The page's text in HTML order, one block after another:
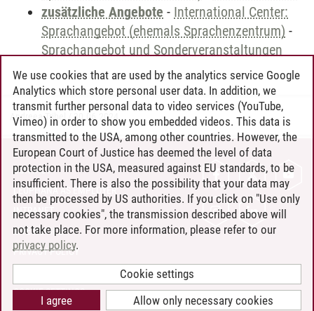
zusätzliche Angebote - International Center:
Sprachangebot (ehemals Sprachenzentrum) -
Sprachangebot und Sonderveranstaltungen
Andreea Tribel 30.06.2024
CONTACT
LEUPHANA AS EMPLOYER
INTRANET
SITE NOTICE
PRIVACY POLICY
COOKIE SETTINGS
We use cookies that are used by the analytics service Google
Analytics which store personal user data. In addition, we
transmit further personal data to video services (YouTube,
Vimeo) in order to show you embedded videos. This data is
transmitted to the USA, among other countries. However, the
European Court of Justice has deemed the level of data
protection in the USA, measured against EU standards, to be
insufficient. There is also the possibility that your data may
then be processed by US authorities. If you click on "Use only
necessary cookies", the transmission described above will
not take place. For more information, please refer to our
privacy policy.
Cookie settings
Allow only necessary cookies
I agree